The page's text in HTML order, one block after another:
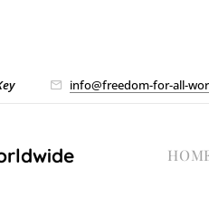
❤️ info@freedom-for-all-